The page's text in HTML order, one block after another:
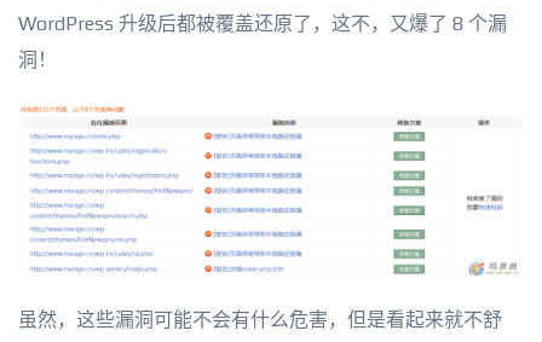
WordPress 升级后都被覆盖还原了，这不，又爆了 8 个漏
洞！
虽然，这些漏洞可能不会有什么危害，但是看起来就不舒